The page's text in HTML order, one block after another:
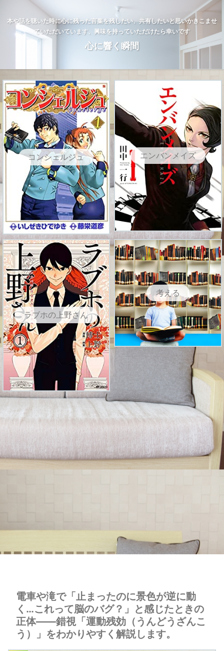
本や話を聴いた時に心に残った言葉を残したい、共有したいと思いかきこませ
ていただいています、興味を持っていただけたら幸いです
心に響く瞬間
コンシェルジュ エンバンメイズ
ラブホの上野さん
考える
電車や滝で「止まったのに景色が逆に動
く…これって脳のバグ？」と感じたときの
正体――錯視「運動残効（うんどうざんこ
う）」をわかりやすく解説します。